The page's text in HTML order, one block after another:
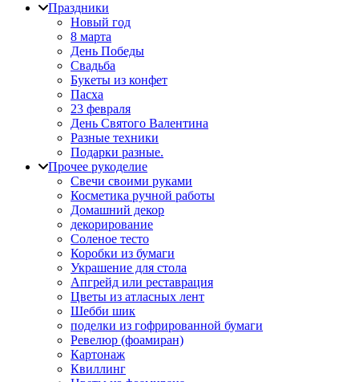
Праздники
Новый год
8 марта
День Победы
Свадьба
Букеты из конфет
Пасха
23 февраля
День Святого Валентина
Разные техники
Подарки разные.
Прочее рукоделие
Свечи своими руками
Косметика ручной работы
Домашний декор
декорирование
Соленое тесто
Коробки из бумаги
Украшение для стола
Апгрейд или реставрация
Цветы из атласных лент
Шебби шик
поделки из гофрированной бумаги
Ревелюр (фоамиран)
Картонаж
Квиллинг